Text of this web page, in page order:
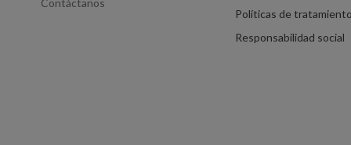
Contáctanos
Políticas de
Responsabilidad social